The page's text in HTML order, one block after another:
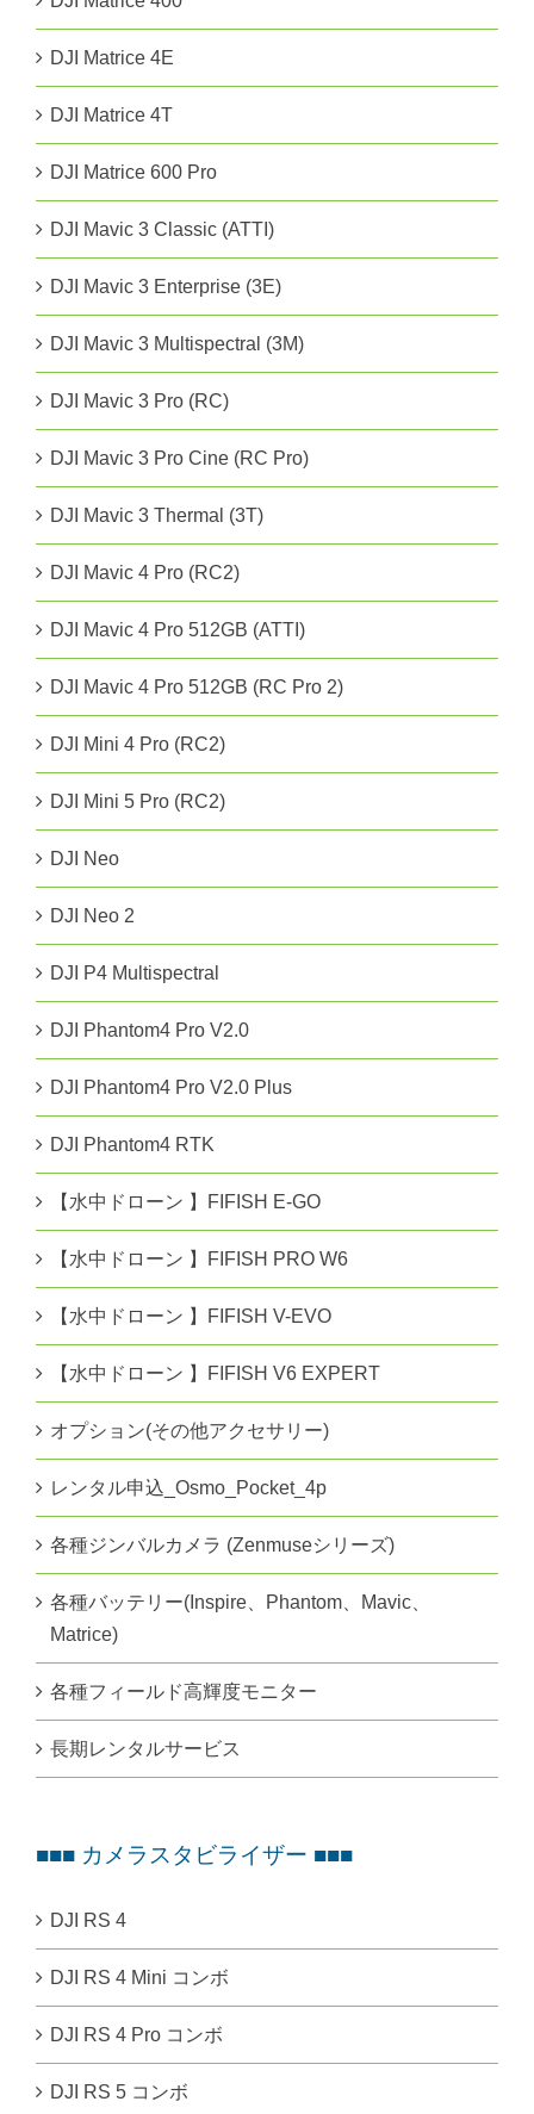
DJI Matrice 4E
DJI Matrice 4T
DJI Matrice 600 Pro
DJI Mavic 3 Classic (ATTI)
DJI Mavic 3 Enterprise (3E)
DJI Mavic 3 Multispectral (3M)
DJI Mavic 3 Pro (RC)
DJI Mavic 3 Pro Cine (RC Pro)
DJI Mavic 3 Thermal (3T)
DJI Mavic 4 Pro (RC2)
DJI Mavic 4 Pro 512GB (ATTI)
DJI Mavic 4 Pro 512GB (RC Pro 2)
DJI Mini 4 Pro (RC2)
DJI Mini 5 Pro (RC2)
DJI Neo
DJI Neo 2
DJI P4 Multispectral
DJI Phantom4 Pro V2.0
DJI Phantom4 Pro V2.0 Plus
DJI Phantom4 RTK
【水中ドローン 】FIFISH E-GO
【水中ドローン 】FIFISH PRO W6
【水中ドローン 】FIFISH V-EVO
【水中ドローン 】FIFISH V6 EXPERT
オプション(その他アクセサリー)
レンタル申込_Osmo_Pocket_4p
各種ジンバルカメラ (Zenmuseシリーズ)
各種バッテリー(Inspire、Phantom、Mavic、
Matrice)
各種フィールド高輝度モニター
長期レンタルサービス
■■■ カメラスタビライザー ■■■
DJI RS 4
DJI RS 4 Mini コンボ
DJI RS 4 Pro コンボ
DJI RS 5 コンボ